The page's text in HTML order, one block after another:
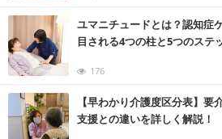
ユマニチュードとは？認知症
目される4つの柱と5つのステ
176
【早わかり介護度区分表】
支援との違いを詳しく解説！